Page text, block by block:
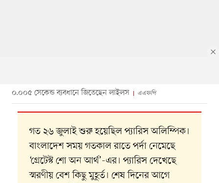
০.০০৫ সেকেন্ড ব্যবধানে জিতেছেন লাইলস এএফপি
গত ২৬ জুলাই শুরু হয়েছিল প্যারিস অলিম্পিক।
বাংলাদেশ সময় গতকাল রাতে পর্দা নেমেছে
‘গ্রেটেস্ট শো অন আর্থ’-এর। প্যারিস দেখেছে
স্মরণীয় বেশ কিছু মুহূর্ত। শেষ দিনের আগে